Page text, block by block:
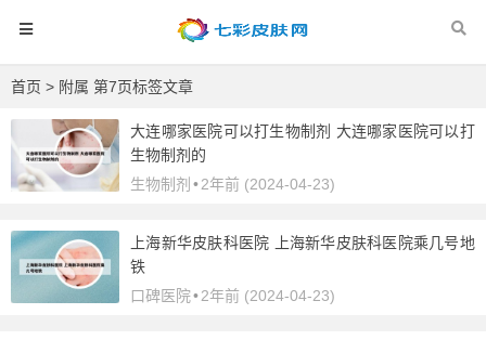
首页 > 附属 第7页标签文章
大连哪家医院可以打生物制剂 大连哪家医院可以打
生物制剂的
生物制剂 •2年前 (2024-04-23)
上海新华皮肤科医院 上海新华皮肤科医院乘几号地
铁
口碑医院•2年前 (2024-04-23)